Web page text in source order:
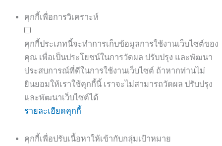
คุกกี้เพื่อการวิเคราะห์
คุกกี้ประเภทนี้จะทำการเก็บข้อมูลการใช้งานเว็บไซต์ของ
คุณ เพื่อเป็นประโยชน์ในการวัดผล ปรับปรุง และพัฒนา
ประสบการณ์ที่ดีในการใช้งานเว็บไซต์ ถ้าหากท่านไม่
ยินยอมให้เราใช้คุกกี้นี้ เราจะไม่สามารถวัดผล ปรับปรุง
และพัฒนาเว็บไซต์ได้
รายละเอียดคุกกี้
คุกกี้เพื่อปรับเนื้อหาให้เข้ากับกลุ่มเป้าหมาย